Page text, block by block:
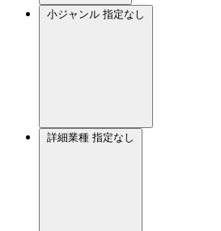
小ジャンル 指定なし
詳細業種 指定なし